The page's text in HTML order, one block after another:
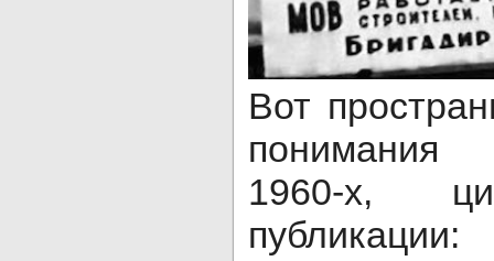
Вот
понимания
1960-х,
публикации: